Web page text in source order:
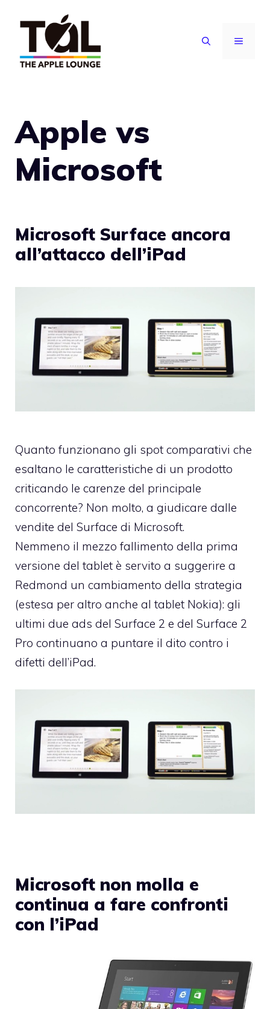
contenuto
MENU
Apple vs
Microsoft
Microsoft Surface ancora
all’attacco dell’iPad
Quanto funzionano gli spot comparativi che
esaltano le caratteristiche di un prodotto
criticando le carenze del principale
concorrente? Non molto, a giudicare dalle
vendite del Surface di Microsoft.
Nemmeno il mezzo fallimento della prima
versione del tablet è servito a suggerire a
Redmond un cambiamento della strategia
(estesa per altro anche al tablet Nokia): gli
ultimi due ads del Surface 2 e del Surface 2
Pro continuano a puntare il dito contro i
difetti dell’iPad.
Microsoft non molla e
continua a fare confronti
con l’iPad